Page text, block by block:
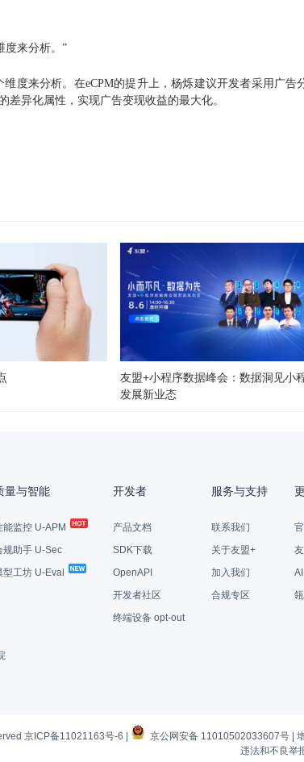
度来分析。”
度来分析。 在eCPM的提升上，杨烁建议开发者采用广告
差异化属性，实现广告变现收益的最大化。
友盟+小程序数据峰会：数据洞见小
发展新业态
量与智能
能监控 U-APM
规助手 U-Sec
型工坊 U-Eval
开发者
产品文档
SDK下载
OpenAPI
开发者社区
终端设备 opt-out
服务与支持
联系我们
关于友盟+
加入我们
合规专区
京ICP备11021163号-6 | 京公网安备 11010502033607号 |
违法和不良举